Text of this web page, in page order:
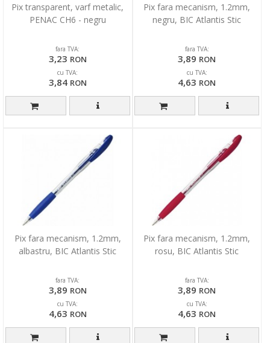
Pix transparent, varf metalic,
PENAC CH6 - negru
fara TVA:
3,23 RON
cu TVA:
3,84 RON
Pix fara mecanism, 1.2mm,
negru, BIC Atlantis Stic
fara TVA:
3,89 RON
cu TVA:
4,63 RON
Pix fara mecanism, 1.2mm,
albastru, BIC Atlantis Stic
fara TVA:
3,89 RON
cu TVA:
4,63 RON
Pix fara mecanism, 1.2mm,
rosu, BIC Atlantis Stic
fara TVA:
3,89 RON
cu TVA:
4,63 RON